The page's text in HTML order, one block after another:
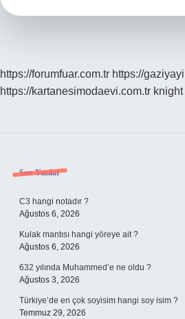
https://forumfuar.com.tr https://
https://kartanesimodaevi.com.tr
Sidebar
Son Yazılar
C3 hangi notadır ?
Ağustos 6, 2026
Kulak mantısı hangi yöreye ait ?
Ağustos 6, 2026
632 yılında Muhammed’e ne oldu ?
Ağustos 3, 2026
Türkiye’de en çok soyisim hangi soy isim ?
Temmuz 29, 2026